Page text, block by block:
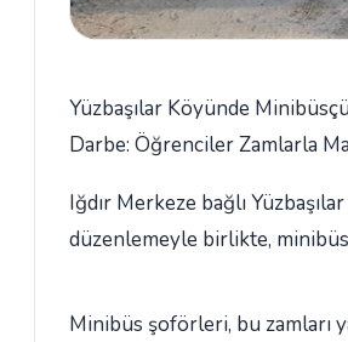
Yüzbaşılar Köyünde
Darbe: Öğrenciler Zamlarla
Iğdır Merkeze bağlı
düzenlemeyle birlikte, minibüs
Minibüs şoförleri, bu zamları